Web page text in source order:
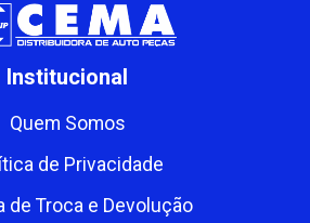
Institucional
Quem Somos
de Privacidade
de Troca e Devolução